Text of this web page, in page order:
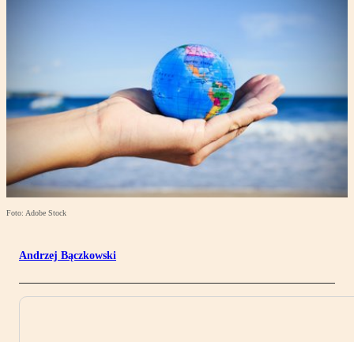
Foto: Adobe Stock
Andrzej Bączkowski